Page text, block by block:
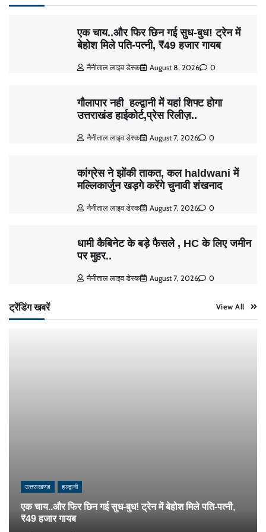
एक चाय..और फिर छिन गई सुध-बुध! ट्रेन में
बेहोश मिले पति-पत्नी, ₹49 हजार गायब
नैनीताल लाइव डेस्क August 8, 2026 0
गौलापार नही_हल्द्वानी में यहां शिफ्ट होगा
उत्तराखंड हाईकोर्ट,प्रेस रिलीज़..
नैनीताल लाइव डेस्क August 7, 2026 0
कांग्रेस ने झोंकी ताकत, कल haldwani में
मल्लिकार्जुन खड़गे करेंगे चुनावी शंखनाद
नैनीताल लाइव डेस्क August 7, 2026 0
धामी कैबिनेट के बड़े फैसले , HC के लिए जमीन
पर मुहर..
नैनीताल लाइव डेस्क August 7, 2026 0
ट्रेंडिंग खबरें View All
उत्तराखण्ड हल्द्वानी
एक चाय..और फिर छिन गई सुध-बुध! ट्रेन में बेहोश मिले पति-पत्नी,
₹49 हजार गायब